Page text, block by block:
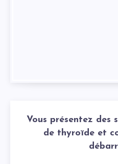
Vous présentez des
de thyroïde et